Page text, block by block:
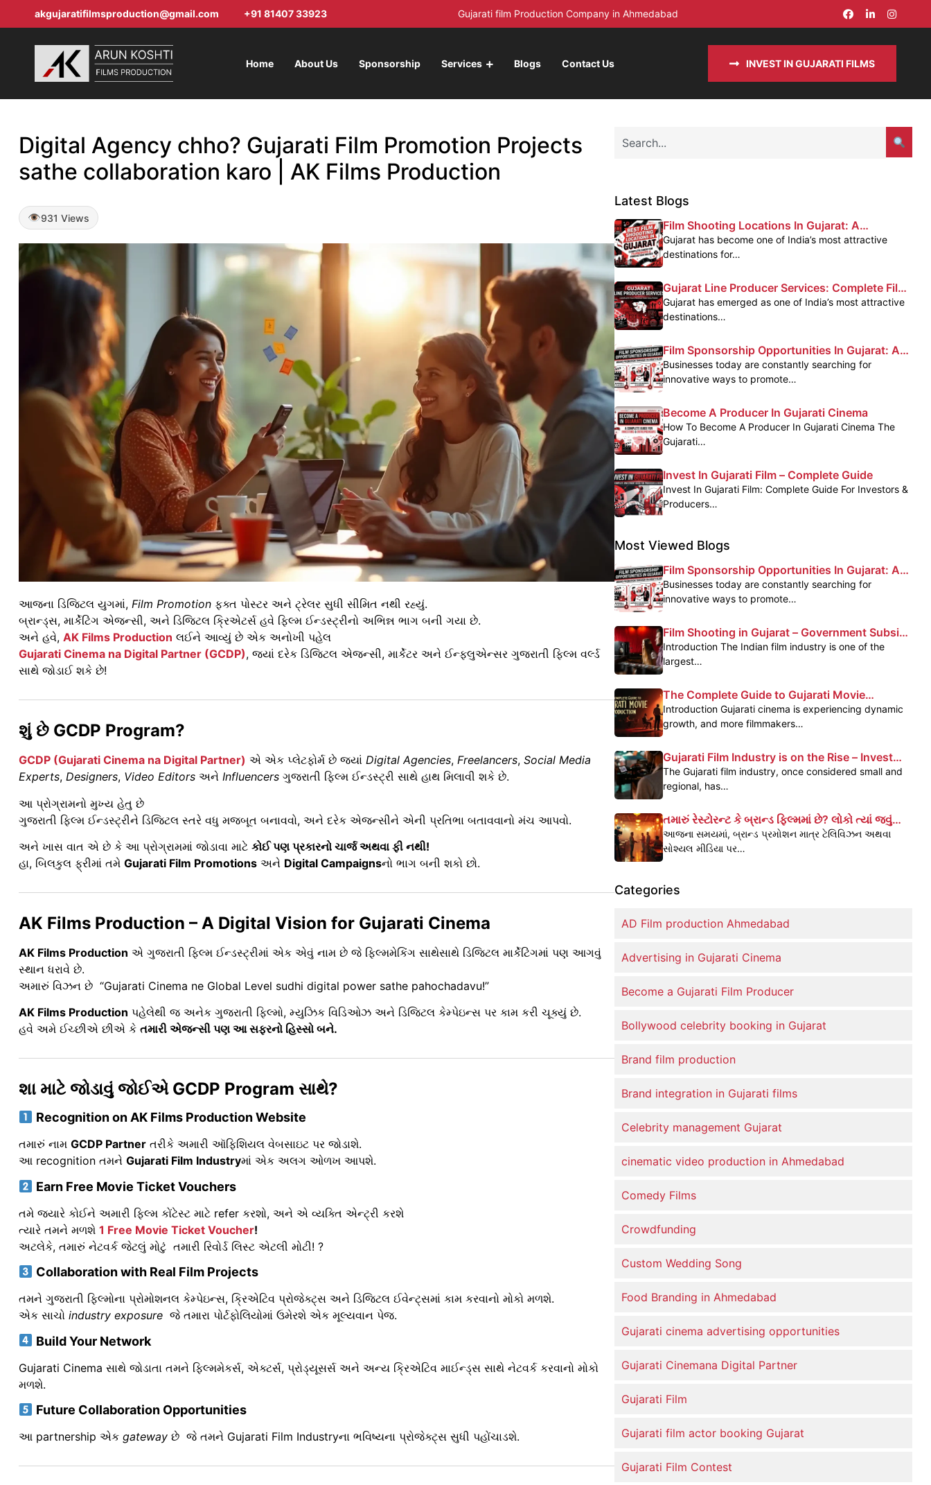
akgujaratifilmsproduction@gmail.com +91 81407 33923 Gujarati film Production Company in Ahmedabad
Home About Us Sponsorship Services Blogs Contact Us INVEST IN GUJARATI FILMS
Digital Agency chho? Gujarati Film Promotion Projects
sathe collaboration karo | AK Films Production
931 Views
આજના ડિજિટલ યુગમાં, Film Promotion ફક્ત પોસ્ટર અને ટ્રેલર સુધી સીમિત નથી રહ્યું.
બ્રાન્ડ્સ, માર્કેટિંગ એજન્સી, અને ડિજિટલ ક્રિએટર્સ હવે ફિલ્મ ઈન્ડસ્ટ્રીનો અભિન્ન ભાગ બની ગયા છે.
અને હવે, AK Films Production લઈને આવ્યું છે એક અનોખી પહેલ
Gujarati Cinema na Digital Partner (GCDP), જ્યાં દરેક ડિજિટલ એજન્સી, માર્કેટર અને ઈન્ફ્લુએન્સર ગુજરાતી ફિલ્મ વર્લ્ડ
સાથે જોડાઈ શકે છે!
શું છે GCDP Program?
GCDP (Gujarati Cinema na Digital Partner) એ એક પ્લેટફોર્મ છે જ્યાં Digital Agencies, Freelancers, Social Media
Experts, Designers, Video Editors અને Influencers ગુજરાતી ફિલ્મ ઈન્ડસ્ટ્રી સાથે હાથ મિલાવી શકે છે.
આ પ્રોગ્રામનો મુખ્ય હેતુ છે
ગુજરાતી ફિલ્મ ઈન્ડસ્ટ્રીને ડિજિટલ સ્તરે વધુ મજબૂત બનાવવો, અને દરેક એજન્સીને એની પ્રતિભા બતાવવાનો મંચ આપવો.
અને ખાસ વાત એ છે કે આ પ્રોગ્રામમાં જોડાવા માટે કોઈ પણ પ્રકારનો ચાર્જ અથવા ફી નથી!
હા, બિલકુલ ફ્રીમાં તમે Gujarati Film Promotions અને Digital Campaignsનો ભાગ બની શકો છો.
AK Films Production – A Digital Vision for Gujarati Cinema
AK Films Production એ ગુજરાતી ફિલ્મ ઈન્ડસ્ટ્રીમાં એક એવું નામ છે જે ફિલ્મમેકિંગ સાથેસાથે ડિજિટલ માર્કેટિંગમાં પણ આગવું
સ્થાન ધરાવે છે.
અમારું વિઝન છે “Gujarati Cinema ne Global Level sudhi digital power sathe pahochadavu!”
AK Films Production પહેલેથી જ અનેક ગુજરાતી ફિલ્મો, મ્યુઝિક વિડિઓઝ અને ડિજિટલ કેમ્પેઇન્સ પર કામ કરી ચૂક્યું છે.
હવે અમે ઈચ્છીએ છીએ કે તમારી એજન્સી પણ આ સફરનો હિસ્સો બને.
શા માટે જોડાવું જોઈએ GCDP Program સાથે?
Recognition on AK Films Production Website
તમારું નામ GCDP Partner તરીકે અમારી ઑફિશિયલ વેબસાઇટ પર જોડાશે.
આ recognition તમને Gujarati Film Industryમાં એક અલગ ઓળખ આપશે.
Earn Free Movie Ticket Vouchers
તમે જ્યારે કોઈને અમારી ફિલ્મ કોંટેસ્ટ માટે refer કરશો, અને એ વ્યક્તિ એન્ટ્રી કરશે
ત્યારે તમને મળશે 1 Free Movie Ticket Voucher!
અટલેકે, તમારું નેટવર્ક જેટલું મોટું તમારી રિવોર્ડ લિસ્ટ એટલી મોટી! ?️
Collaboration with Real Film Projects
તમને ગુજરાતી ફિલ્મોના પ્રોમોશનલ કેમ્પેઇન્સ, ક્રિએટિવ પ્રોજેક્ટ્સ અને ડિજિટલ ઈવેન્ટ્સમાં કામ કરવાનો મોકો મળશે.
એક સાચો industry exposure જે તમારા પોર્ટફોલિયોમાં ઉમેરશે એક મૂલ્યવાન પેજ.
Build Your Network
Gujarati Cinema સાથે જોડાતા તમને ફિલ્મમેકર્સ, એક્ટર્સ, પ્રોડ્યૂસર્સ અને અન્ય ક્રિએટિવ માઈન્ડ્સ સાથે નેટવર્ક કરવાનો મોકો
મળશે.
Future Collaboration Opportunities
આ partnership એક gateway છે જે તમને Gujarati Film Industryના ભવિષ્યના પ્રોજેક્ટ્સ સુધી પહોંચાડશે.
Latest Blogs
Film Shooting Locations In Gujarat: A
Complete Guide For Filmmakers
Gujarat has become one of India’s most attractive
destinations for…
Gujarat Line Producer Services: Complete Film
Production Support In Gujarat
Gujarat has emerged as one of India’s most attractive
destinations…
Film Sponsorship Opportunities In Gujarat: A
Powerful Marketing Platform For Brands
Businesses today are constantly searching for
innovative ways to promote…
Become A Producer In Gujarati Cinema
How To Become A Producer In Gujarati Cinema The
Gujarati…
Invest In Gujarati Film – Complete Guide
Invest In Gujarati Film: Complete Guide For Investors &
Producers…
Most Viewed Blogs
Film Sponsorship Opportunities In Gujarat: A
Powerful Marketing Platform For Brands
Businesses today are constantly searching for
innovative ways to promote…
Film Shooting in Gujarat – Government Subsidy
& Profit Benefits
Introduction The Indian film industry is one of the
largest…
The Complete Guide to Gujarati Movie
Production
Introduction Gujarati cinema is experiencing dynamic
growth, and more filmmakers…
Gujarati Film Industry is on the Rise – Invest
Today, Reap the Benefits Tomorrow
The Gujarati film industry, once considered small and
regional, has…
તમારું રેસ્ટોરન્ટ કે બ્રાન્ડ ફિલ્મમાં છે? લોકો ત્યાં જવું
પસંદ કરે છે – જાણો કેવી રીતે
આજના સમયમાં, બ્રાન્ડ પ્રમોશન માત્ર ટેલિવિઝન અથવા
સોશ્યલ મીડિયા પર…
Categories
AD Film production Ahmedabad
Advertising in Gujarati Cinema
Become a Gujarati Film Producer
Bollywood celebrity booking in Gujarat
Brand film production
Brand integration in Gujarati films
Celebrity management Gujarat
cinematic video production in Ahmedabad
Comedy Films
Crowdfunding
Custom Wedding Song
Food Branding in Ahmedabad
Gujarati cinema advertising opportunities
Gujarati Cinemana Digital Partner
Gujarati Film
Gujarati film actor booking Gujarat
Gujarati Film Contest